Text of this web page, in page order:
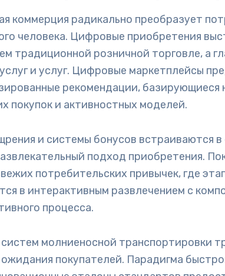
коммерция радикально преобразует
человека. Цифровые приобретения
традиционной розничной торговле, а
и услуг. Цифровые маркетплейсы
рекомендации, базирующиеся
покупок и активностных моделей.
и системы бонусов встраиваются
подход приобретения.
потребительских привычек, где
в интерактивным развлечением с
процесса.
молниеносной транспортировки
покупателей. Парадигма